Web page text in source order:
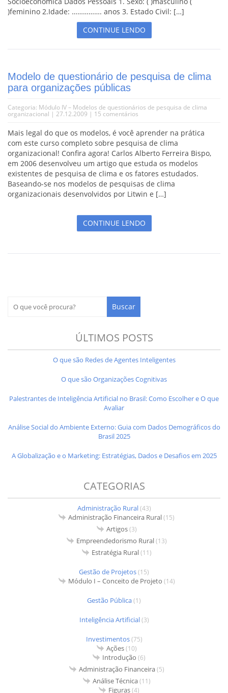
)feminino 2.Idade: ……………. anos 3. Estado Civil: […]
CONTINUE LENDO
Modelo de questionário de pesquisa de clima
para organizações públicas
Categoria: Módulo IV – Modelos de questionários de pesquisa de clima
organizacional | 27.12.2009 | 15 comentários
Mais legal do que os modelos, é você aprender na prática
com este curso completo sobre pesquisa de clima
organizacional! Confira agora! Carlos Alberto Ferreira Bispo,
em 2006 desenvolveu um artigo que estuda os modelos
existentes de pesquisa de clima e os fatores estudados.
Baseando-se nos modelos de pesquisas de clima
organizacionais desenvolvidos por Litwin e […]
CONTINUE LENDO
ÚLTIMOS POSTS
O que são Redes de Agentes Inteligentes
O que são Organizações Cognitivas
Palestrantes de Inteligência Artificial no Brasil: Como Escolher e O que
Avaliar
Análise Social do Ambiente Externo: Guia com Dados Demográficos do
Brasil 2025
A Globalização e o Marketing: Estratégias, Dados e Desafios em 2025
CATEGORIAS
Administração Rural(43)
Administração Financeira Rural(15)
Artigos(3)
Empreendedorismo Rural(13)
Estratégia Rural(11)
Gestão de Projetos(15)
Módulo I – Conceito de Projeto (14)
Gestão Pública(1)
Inteligência Artificial(3)
Investimentos(75)
Ações(10)
Introdução (6)
Administração Financeira(5)
Análise Técnica(11)
Figuras(4)